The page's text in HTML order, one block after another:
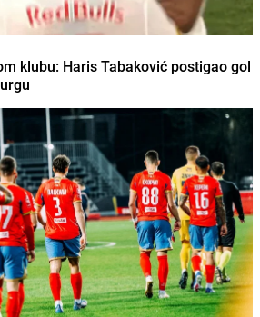
klubu: Haris Tabaković postigao gol